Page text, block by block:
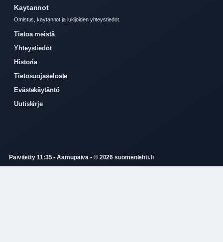
Kaytannot
Omistus, kaytannot ja lukijoiden yhteystiedot.
Tietoa meistä
Yhteystiedot
Historia
Tietosuojaseloste
Evästekäytäntö
Uutiskirje
Paivitetty 11:35 • Aamupaiva • © 2026 suomenlehti.fi